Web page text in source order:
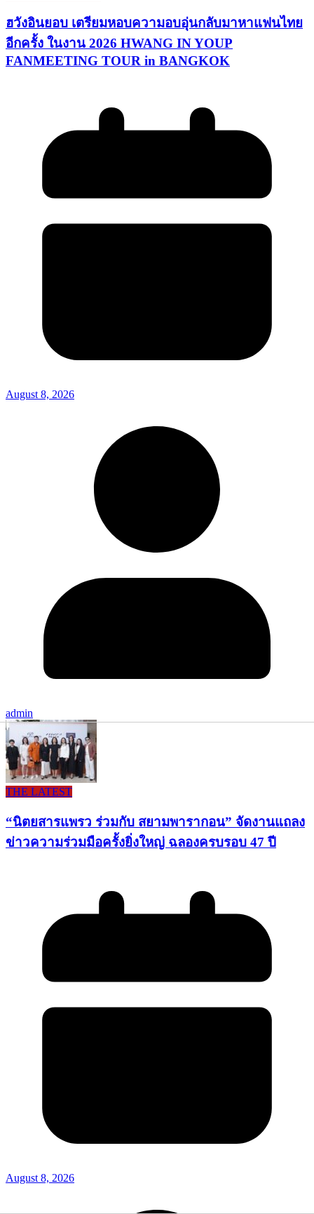
ฮวังอินยอบ เตรียมหอบความอบอุ่นกลับมาหาแฟนไทย
อีกครั้ง ในงาน 2026 HWANG IN YOUP
FANMEETING TOUR in BANGKOK
August 8, 2026
admin
THE LATEST
“นิตยสารแพรว ร่วมกับ สยามพารากอน” จัดงานแถลง
ข่าวความร่วมมือครั้งยิ่งใหญ่ ฉลองครบรอบ 47 ปี
August 8, 2026